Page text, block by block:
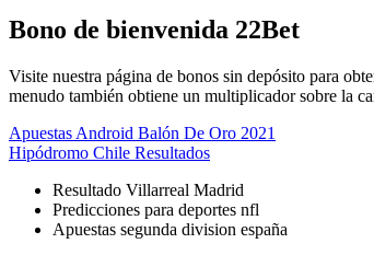
Bono de bienvenida 22Bet
Visite nuestra página de bonos sin depósito para
menudo también obtiene un multiplicador sobre la
Apuestas Android Balón De Oro 2021
Hipódromo Chile Resultados
Resultado Villarreal Madrid
Predicciones para deportes nfl
Apuestas segunda division españa